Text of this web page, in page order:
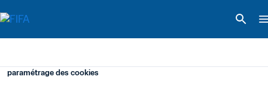
paramétrage des cookies